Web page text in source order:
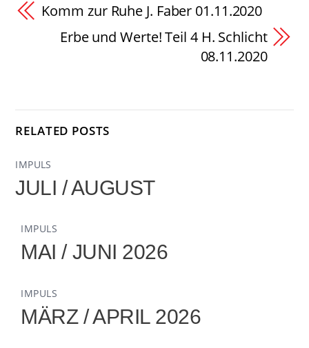
Komm zur Ruhe J. Faber 01.11.2020
Erbe und Werte! Teil 4 H. Schlicht
08.11.2020
RELATED POSTS
IMPULS
JULI / AUGUST
IMPULS
MAI / JUNI 2026
IMPULS
MÄRZ / APRIL 2026